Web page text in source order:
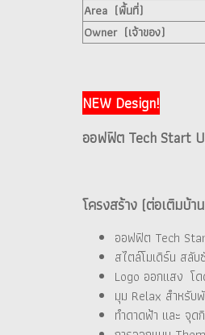
Area (พื้นที่)
Owner (เจ้าของ)
NEW Design!
ออฟฟิต Tech Start
โครงสร้าง (ต่อเติมบ้า
ออฟฟิต Tech
สไตล์โมเดิร์น สลั
Logo ออกแสง โ
มุม Relax สำหรับ
ทำดาดฟ้า และ จุด